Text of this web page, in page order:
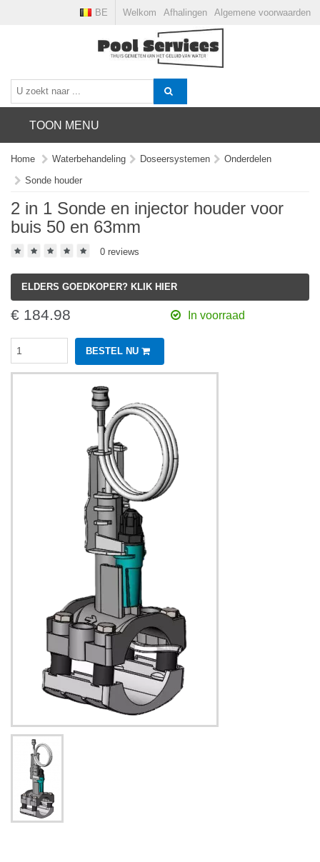
Welkom Afhalingen Algemene voorwaarden
BE
TOON MENU
Home Waterbehandeling Doseersystemen
Onderdelen
Sonde houder
2 in 1 Sonde en injector houder voor
buis 50 en 63mm
0 reviews
ELDERS GOEDKOPER? KLIK HIER
€ 184.98 In voorraad
BESTEL NU